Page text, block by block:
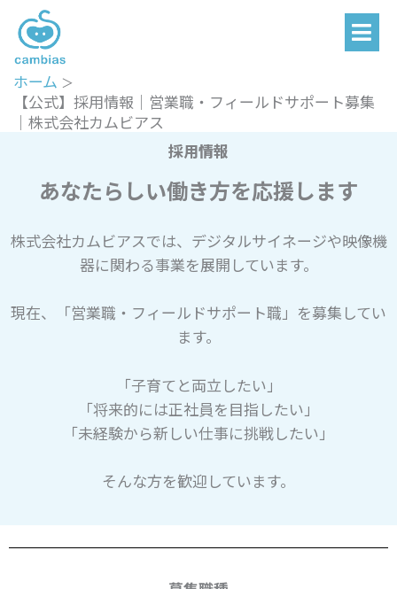
メ
ニ
ュ
ホーム
【公式】採用情報｜営業職・フィールドサポート募集
｜株式会社カムビアス
採用情報
あなたらしい働き方を応援します
株式会社カムビアスでは、デジタルサイネージや映像機
器に関わる事業を展開しています。
現在、「営業職・フィールドサポート職」 を募集してい
ます。
「子育てと両立したい」
「将来的には正社員を目指したい」
「未経験から新しい仕事に挑戦したい」
そんな方を歓迎しています。